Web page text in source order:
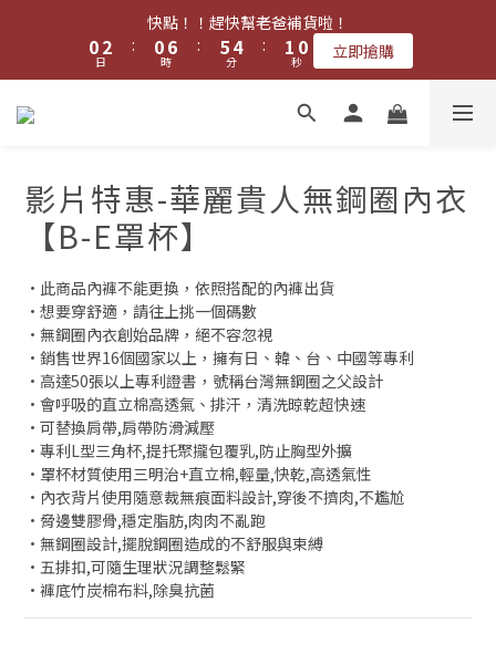
✨ 8 月夏日涼爽回饋・全館多重組合優惠 ✨
快點！！趕快幫老爸補貨啦！
02
1
日
:
1
0
7
6
5
0
時
:
6
5
4
5
4
3
分
:
1
0 9
8
6
3
2
秒 立即搶購
✨ 8 月夏日涼爽回饋・全館多重組合優惠 ✨
影片特惠-華麗貴人無鋼圈內衣
【B-E罩杯】
•此商品內褲不能更換，依照搭配的內褲出貨
•想要穿舒適，請往上挑一個碼數
•無鋼圈內衣創始品牌，絕不容忽視
•銷售世界16個國家以上，擁有日、韓、台、中國等專利
•高達50張以上專利證書，號稱台灣無鋼圈之父設計
•會呼吸的直立棉高透氣、排汗，清洗晾乾超快速
•可替換肩帶,肩帶防滑減壓
•專利L型三角杯,提托聚攏包覆乳,防止胸型外擴
•罩杯材質使用三明治+直立棉,輕量,快乾,高透氣性
•內衣背片使用隨意裁無痕面料設計,穿後不擠肉,不尷尬
•脅邊雙膠骨,穩定脂肪,肉肉不亂跑
•無鋼圈設計,擺脫鋼圈造成的不舒服與束縛
•五排扣,可隨生理狀況調整鬆緊
•褲底竹炭棉布料,除臭抗菌